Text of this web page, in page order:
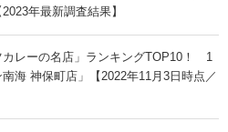
年最新調査結果】
カレーの名店」ランキングTOP10！ 1
海 神保町店」【2022年11月3日時点／